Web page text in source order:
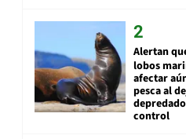
Alertan
lobos
afectar
pesca al
control